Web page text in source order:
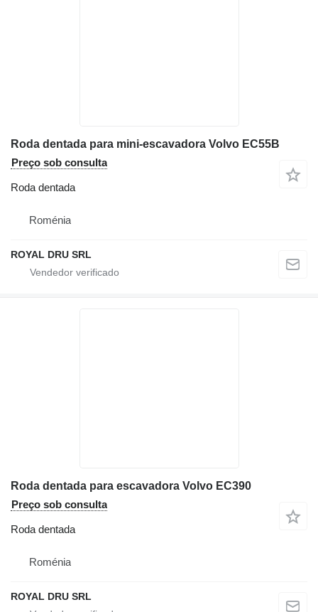
Roda dentada para mini-escavadora Volvo EC55B
Preço sob consulta
Roda dentada
Roménia
ROYAL DRU SRL
Roda dentada para escavadora Volvo EC390
Preço sob consulta
Roda dentada
Roménia
ROYAL DRU SRL